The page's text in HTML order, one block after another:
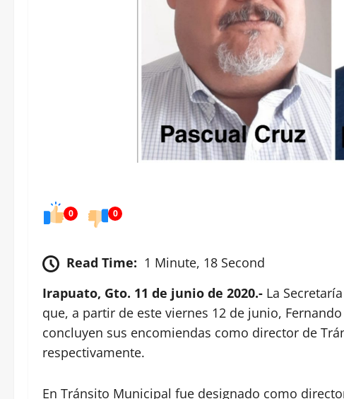
0 0
Read Time: 1 Minute, 18 Second
Irapuato, Gto. 11 de junio de 2020.- La
que, a partir de este viernes 12 de junio,
concluyen sus encomiendas como director de
respectivamente.
En Tránsito Municipal fue designado como